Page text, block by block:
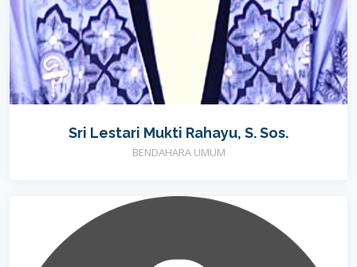
Sri Lestari Mukti Rahayu, S. Sos.
BENDAHARA UMUM